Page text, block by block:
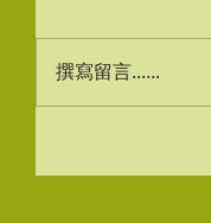
撰寫留言......